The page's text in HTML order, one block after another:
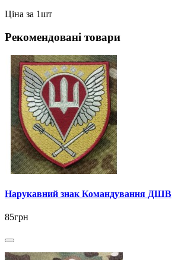
Ціна за 1шт
Рекомендовані товари
Нарукавний знак Командування ДШВ
85грн